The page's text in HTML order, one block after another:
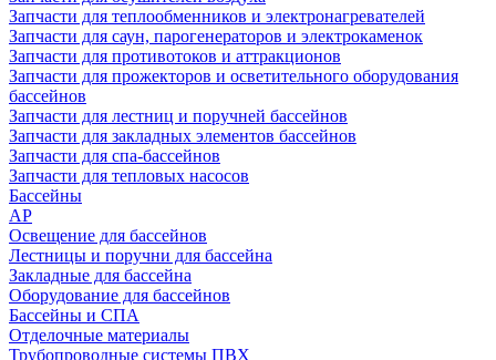
Запчасти для теплообменников и электронагревателей
Запчасти для саун, парогенераторов и электрокаменок
Запчасти для противотоков и аттракционов
Запчасти для прожекторов и осветительного оборудования
бассейнов
Запчасти для лестниц и поручней бассейнов
Запчасти для закладных элементов бассейнов
Запчасти для спа-бассейнов
Запчасти для тепловых насосов
Бассейны
AP
Освещение для бассейнов
Лестницы и поручни для бассейна
Закладные для бассейна
Оборудование для бассейнов
Бассейны и СПА
Отделочные материалы
Трубопроводные системы ПВХ